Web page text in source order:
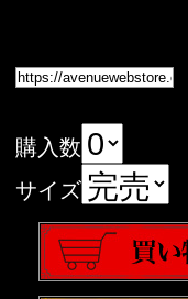
購入数
サイズ